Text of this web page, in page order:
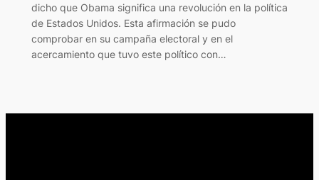
dicho que Obama significa una revolución en la política
de Estados Unidos. Esta afirmación se pudo
comprobar en su campaña electoral y en el
acercamiento que tuvo este político con…